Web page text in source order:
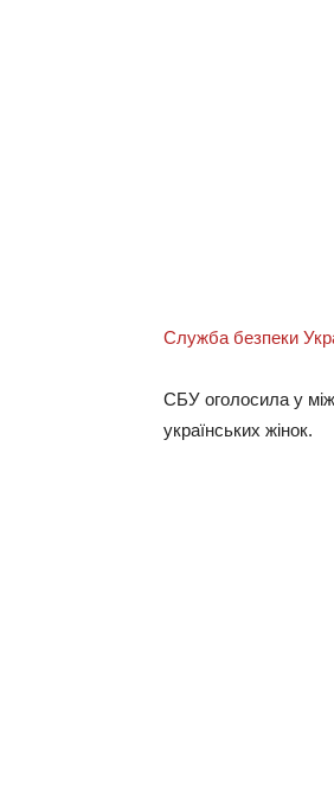
Служба безпеки
СБУ оголосила у
українських жінок.